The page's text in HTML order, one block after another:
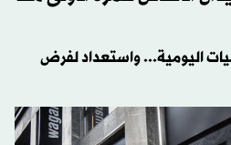
اليومية... واستعداد لفرض